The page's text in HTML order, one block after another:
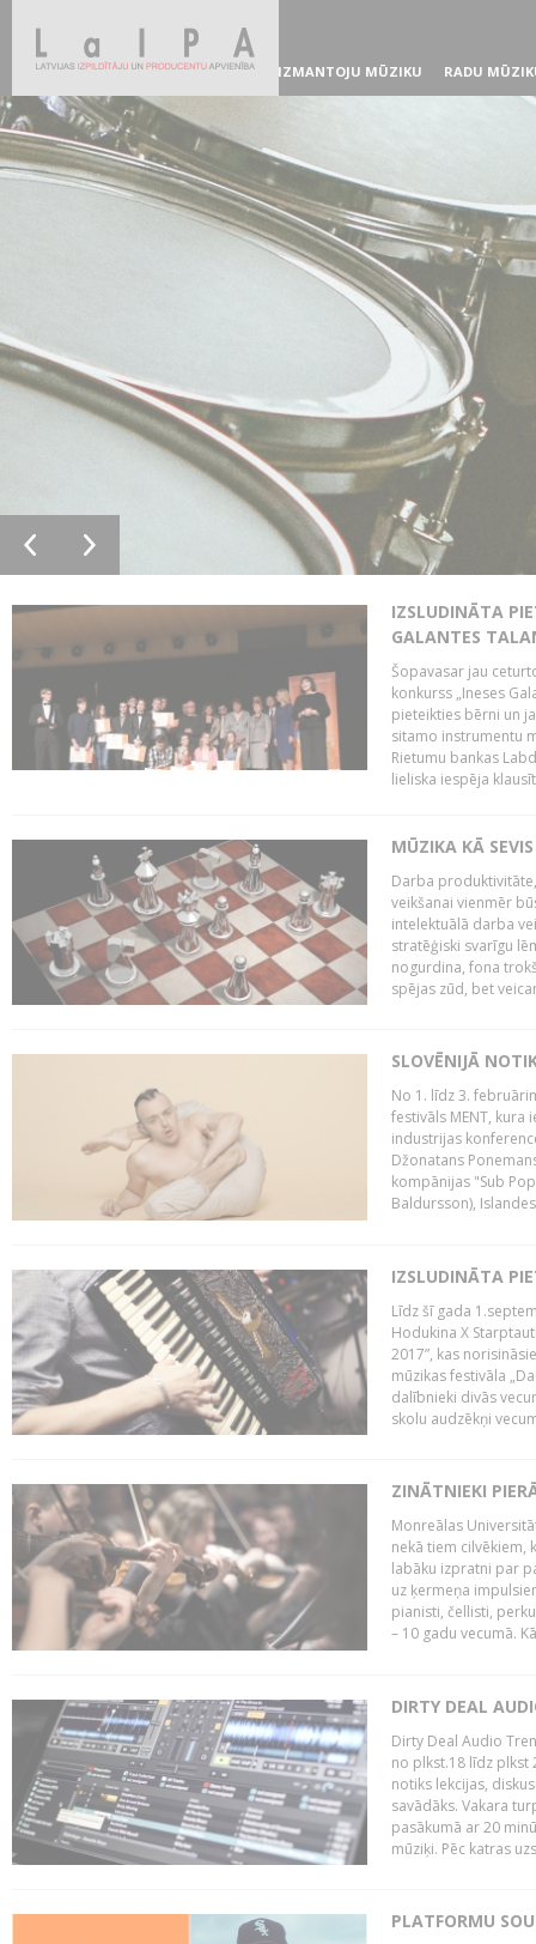
IZMANTOJU MŪZIKU RADU
IZSLUDINĀTA
GALANTES
Šopavasar jau
konkurss „Ineses
pieteikties bērni un
sitamo instrumentu
Rietumu bankas
lieliska iespēja
MŪZIKA KĀ
Darba
veikšanai vienmēr
intelektuālā darba
stratēģiski svarīgu
nogurdina, fona
spējas zūd, bet
SLOVĒNIJĀ
No 1. līdz 3.
festivāls MENT, kura
industrijas
Džonatans
kompānijas "Sub
Baldursson),
IZSLUDINĀTA
Līdz šī gada
Hodukina X
2017”, kas
mūzikas festivāla
dalībnieki divās
skolu audzēkņi
ZINĀTNIEKI
Monreālas
nekā tiem cilvēkiem,
labāku izpratni par
uz ķermeņa
pianisti, čellisti,
– 10 gadu vecumā.
DIRTY DEAL
Dirty Deal Audio
no plkst.18 līdz plkst
notiks lekcijas,
savādāks. Vakara
pasākumā ar 20
mūziķi. Pēc katras
PLATFORMU